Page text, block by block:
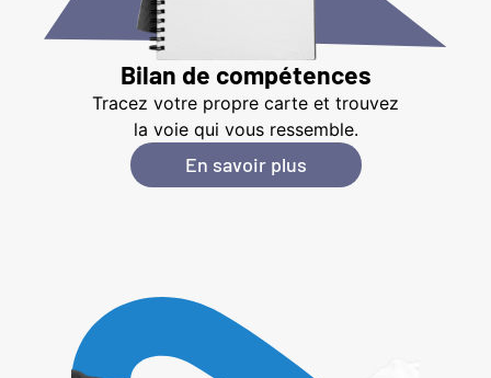
Bilan de compétences
Tracez votre propre carte et trouvez
la voie qui vous ressemble.
En savoir plus